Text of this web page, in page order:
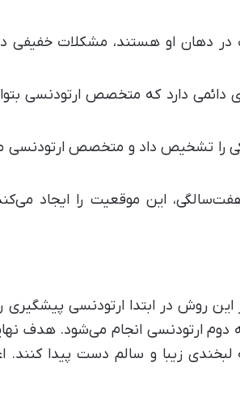
دهان او هستند، مشکلات خفیفی
دارد که متخصص ارتودنسی
را تشخیص داد و متخصص ارتودنسی
این موقعیت را ایجاد
این روش در ابتدا ارتودنسی
دوم ارتودنسی انجام می‌شود.
لبخندی زیبا و سالم دست پیدا